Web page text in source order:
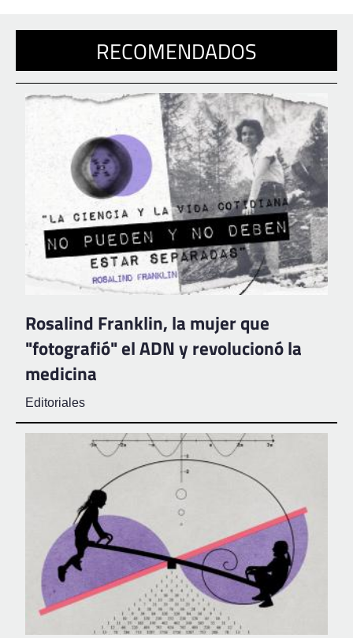
RECOMENDADOS
Rosalind Franklin, la mujer que
"fotografió" el ADN y revolucionó la
medicina
Editoriales